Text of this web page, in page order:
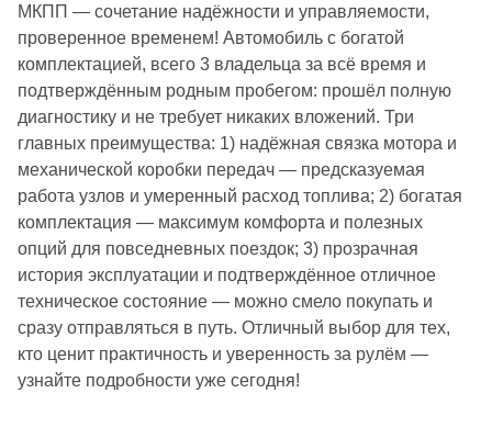
МКПП — сочетание надёжности и управляемости,
проверенное временем! Автомобиль с богатой
комплектацией, всего 3 владельца за всё время и
подтверждённым родным пробегом: прошёл полную
диагностику и не требует никаких вложений. Три
главных преимущества: 1) надёжная связка мотора и
механической коробки передач — предсказуемая
работа узлов и умеренный расход топлива; 2) богатая
комплектация — максимум комфорта и полезных
опций для повседневных поездок; 3) прозрачная
история эксплуатации и подтверждённое отличное
техническое состояние — можно смело покупать и
сразу отправляться в путь. Отличный выбор для тех,
кто ценит практичность и уверенность за рулём —
узнайте подробности уже сегодня!